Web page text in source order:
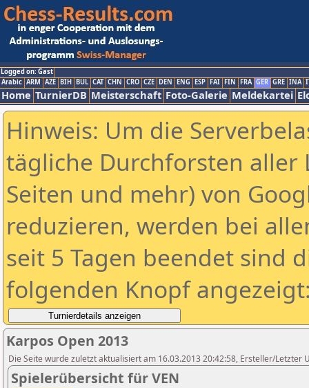
Logged on: Gast
Arabic ARM AZE BIH BUL CAT CHN CRO CZE DEN ENG ESP FAI FIN FRA GER GRE INA
Home TurnierDB Meisterschaft Foto-Galerie Meldekartei
Hinweis: Um die
tägliche Durchforsten aller
Seiten und mehr) von
reduzieren, werden bei
seit 5 Tagen beendet sind
folgenden Knopf
Karpos Open 2013
Die Seite wurde zuletzt aktualisiert am 16.03.2013 20:42:58, Ersteller/Letzter
Spielerübersicht für VEN